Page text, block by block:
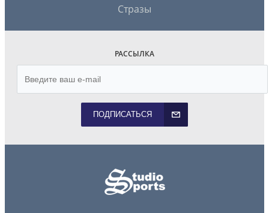
Стразы
РАССЫЛКА
ПОДПИСАТЬСЯ